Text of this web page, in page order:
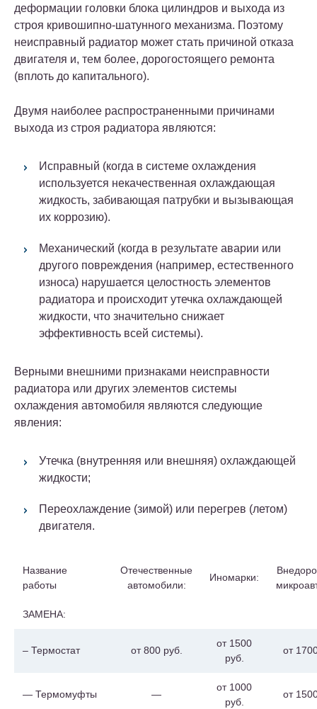
деформации головки блока цилиндров и выхода из
строя кривошипно-шатунного механизма. Поэтому
неисправный радиатор может стать причиной отказа
двигателя и, тем более, дорогостоящего ремонта
(вплоть до капитального).
Двумя наиболее распространенными причинами
выхода из строя радиатора являются:
Исправный (когда в системе охлаждения
используется некачественная охлаждающая
жидкость, забивающая патрубки и вызывающая
их коррозию).
Механический (когда в результате аварии или
другого повреждения (например, естественного
износа) нарушается целостность элементов
радиатора и происходит утечка охлаждающей
жидкости, что значительно снижает
эффективность всей системы).
Верными внешними признаками неисправности
радиатора или других элементов системы
охлаждения автомобиля являются следующие
явления:
Утечка (внутренняя или внешняя) охлаждающей
жидкости;
Переохлаждение (зимой) или перегрев (летом)
двигателя.
Название
работы
Отечественные
автомобили:
Иномарки:
ЗАМЕНА:
– Термостат от 800 руб.
от 1500
руб.
от
— Термомуфты —
от 1000
руб.
от